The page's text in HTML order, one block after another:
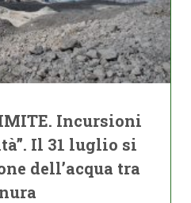
Incursioni
Il 31 luglio si
dell’acqua tra